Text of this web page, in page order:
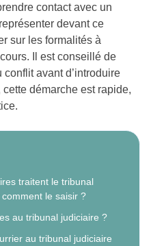
contact avec un
devant ce
sur les formalités à
Il est conseillé de
avant d’introduire
démarche est rapide,
traitent le tribunal
le saisir ?
au tribunal judiciaire ?
au tribunal judiciaire